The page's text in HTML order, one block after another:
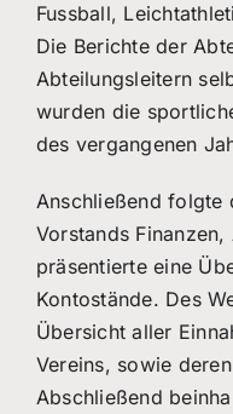
Fussball,
Die Berichte der
Abteilungsleitern
wurden die
des vergangenen
Anschließend folgte
Vorstands
präsentierte eine
Kontostände. Des
Übersicht aller
Vereins, sowie
Abschließend